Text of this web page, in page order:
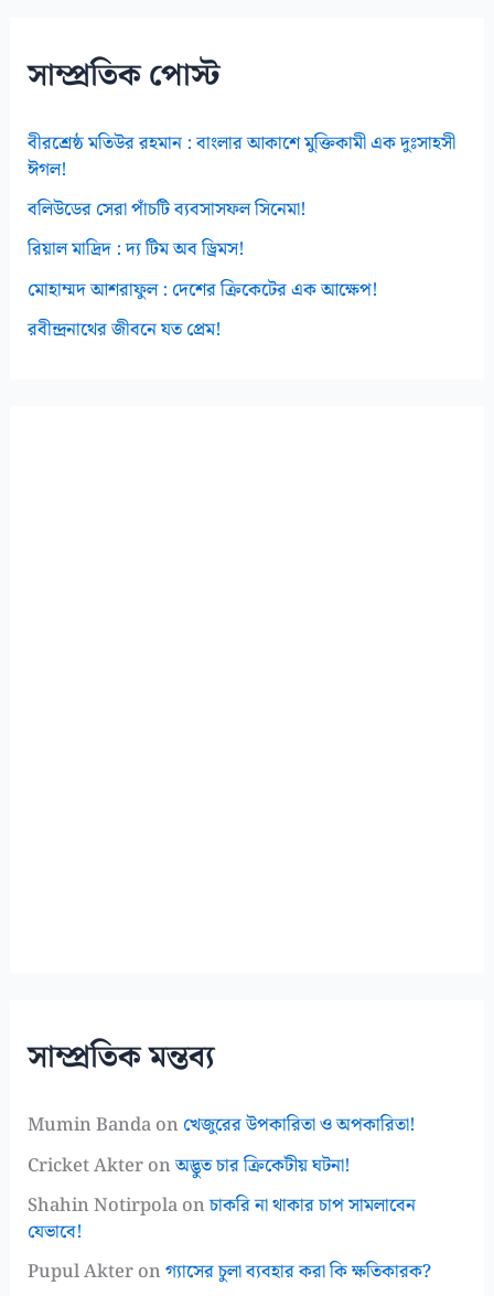
সাম্প্রতিক পোস্ট
বীরশ্রেষ্ঠ মতিউর রহমান : বাংলার আকাশে মুক্তিকামী এক দুঃসাহসী
ঈগল!
বলিউডের সেরা পাঁচটি ব্যবসাসফল সিনেমা!
রিয়াল মাদ্রিদ : দ্য টিম অব ড্রিমস!
মোহাম্মদ আশরাফুল : দেশের ক্রিকেটের এক আক্ষেপ!
রবীন্দ্রনাথের জীবনে যত প্রেম!
সাম্প্রতিক মন্তব্য
Mumin Bandaon খেজুরের উপকারিতা ও অপকারিতা!
Cricket Akteronঅদ্ভুত চার ক্রিকেটীয় ঘটনা!
Shahin Notirpolaonচাকরি না থাকার চাপ সামলাবেন
যেভাবে!
Pupul Akteronগ্যাসের চুলা ব্যবহার করা কি ক্ষতিকারক?